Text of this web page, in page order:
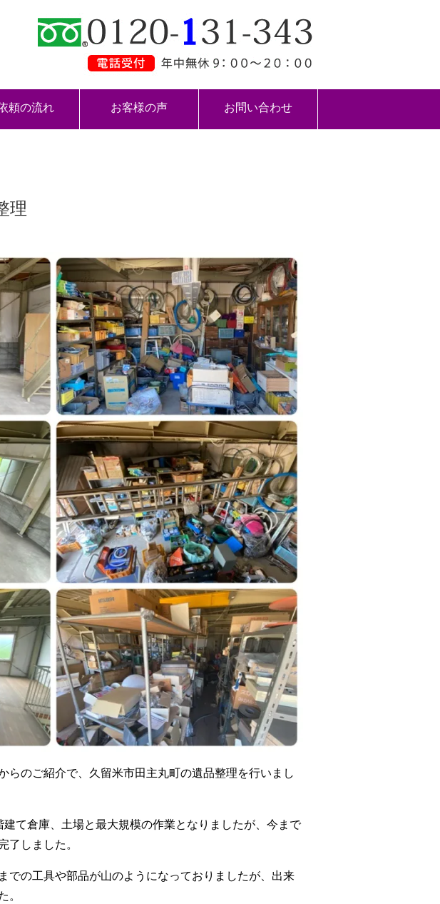
頼の流れ お客様の声 お問い合わせ
理
らのご紹介で、久留米市田主丸町の遺品整理を行いまし
て倉庫、土場と最大規模の作業となりましたが、今まで
了しました。
での工具や部品が山のようになっておりましたが、出来
。